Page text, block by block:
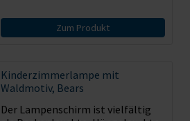
Zum Produkt
Kinderzimmerlampe mit
Waldmotiv, Bears
Der Lampenschirm ist vielfältig